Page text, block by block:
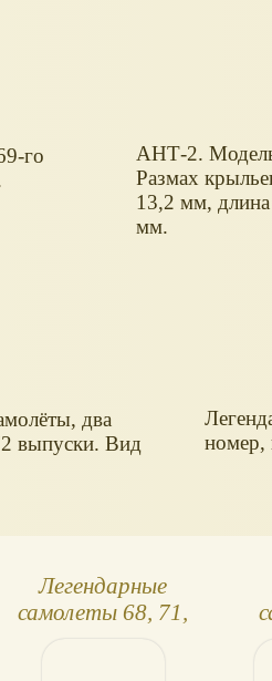
го
АНТ-2.
Размах
13,2 мм,
мм.
два
выпуски. Вид
номер,
Легендарные
самолеты 68, 71,